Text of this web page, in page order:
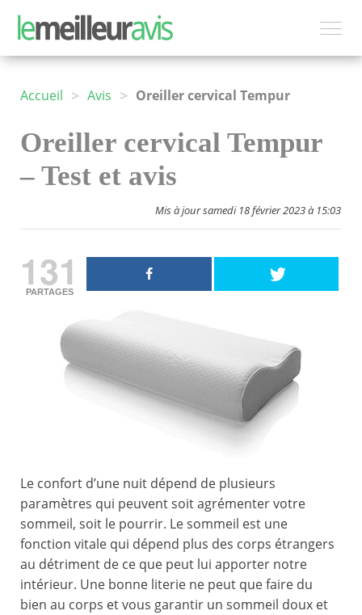
Accueil > Avis > Oreiller cervical Tempur
Oreiller cervical Tempur
– Test et avis
Mis à jour samedi 18 février 2023 à 15:03
131
PARTAGES
Le confort d’une nuit dépend de plusieurs
paramètres qui peuvent soit agrémenter votre
sommeil, soit le pourrir. Le sommeil est une
fonction vitale qui dépend plus des corps étrangers
au détriment de ce que peut lui apporter notre
intérieur. Une bonne literie ne peut que faire du
bien au corps et vous garantir un sommeil doux et